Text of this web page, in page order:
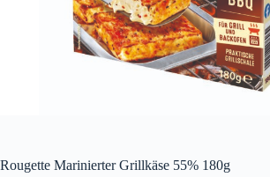
Rougette Marinierter Grillkäse 55% 180g